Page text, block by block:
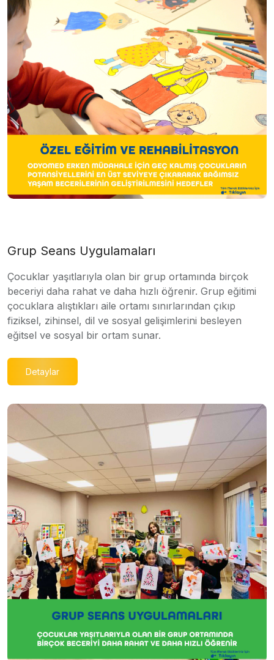
Grup Seans Uygulamaları
Çocuklar yaşıtlarıyla olan bir grup ortamında birçok
beceriyi daha rahat ve daha hızlı öğrenir. Grup eğitimi
çocuklara alıştıkları aile ortamı sınırlarından çıkıp
fiziksel, zihinsel, dil ve sosyal gelişimlerini besleyen
eğitsel ve sosyal bir ortam sunar.
Detaylar